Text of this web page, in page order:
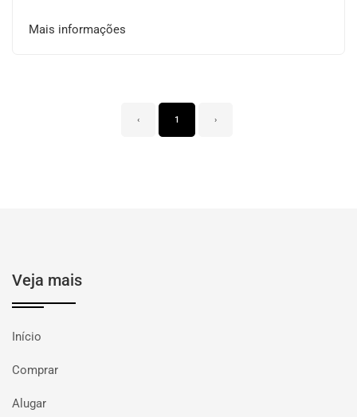
Mais informações
‹ 1 ›
Veja mais
Início
Comprar
Alugar